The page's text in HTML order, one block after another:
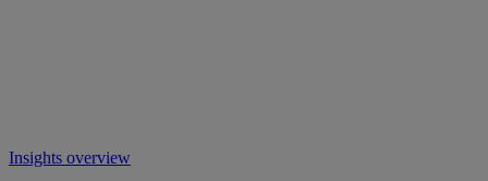
Insights overview